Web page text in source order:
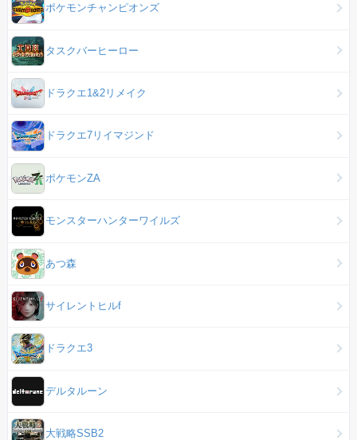
ポケモンチャンピオンズ
タスクバーヒーロー
ドラクエ1&2リメイク
ドラクエ7リイマジンド
ポケモンZA
モンスターハンターワイルズ
あつ森
サイレントヒルf
ドラクエ3
デルタルーン
大戦略SSB2